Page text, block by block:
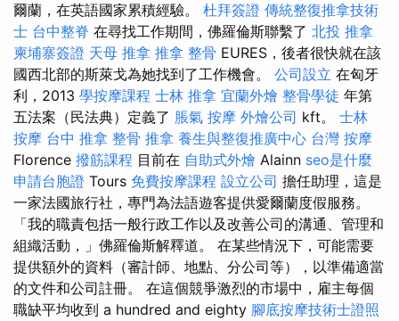
爾蘭，在英語國家累積經驗。 杜拜簽證 傳統整復推拿技術
士 台中整脊 在尋找工作期間，佛羅倫斯聯繫了 北投 推拿
柬埔寨簽證 天母 推拿 推拿 整骨 EURES，後者很快就在該
國西北部的斯萊戈為她找到了工作機會。 公司設立 在匈牙
利，2013 學按摩課程 士林 推拿 宜蘭外燴 整骨學徒 年第
五法案（民法典）定義了 脹氣 按摩 外燴公司 kft。 士林
按摩 台中 推拿 整骨 推拿 養生與整復推廣中心 台灣 按摩
Florence 撥筋課程 目前在 自助式外燴 Alainn seo是什麼
申請台胞證 Tours 免費按摩課程 設立公司 擔任助理，這是
一家法國旅行社，專門為法語遊客提供愛爾蘭度假服務。
「我的職責包括一般行政工作以及改善公司的溝通、管理和
組織活動，」佛羅倫斯解釋道。 在某些情況下，可能需要
提供額外的資料（審計師、地點、分公司等），以準備適當
的文件和公司註冊。 在這個競爭激烈的市場中，雇主每個
職缺平均收到 a hundred and eighty 腳底按摩技術士證照